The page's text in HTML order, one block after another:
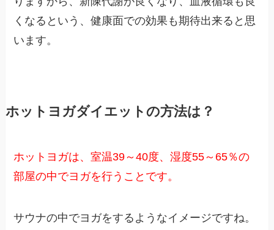
くなるという、健康面での効果も期待出来ると思
います。
ホットヨガダイエットの方法は？
ホットヨガは、室温39～40度、湿度55～65％の
部屋の中でヨガを行うことです。
サウナの中でヨガをするようなイメージですね。